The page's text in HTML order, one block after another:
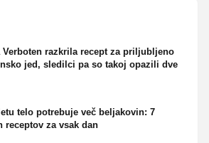
Verboten razkrila recept za priljubljeno
jed, sledilci pa so takoj opazili dve
telo potrebuje več beljakovin: 7
receptov za vsak dan